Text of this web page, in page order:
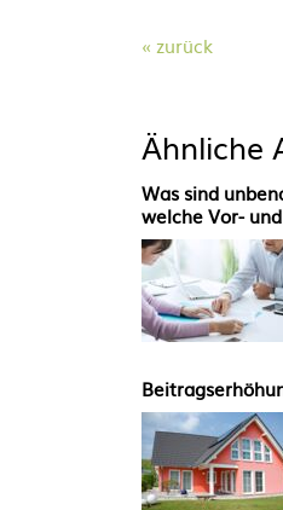
zurück
Ähnliche
Was sind
welche Vor-